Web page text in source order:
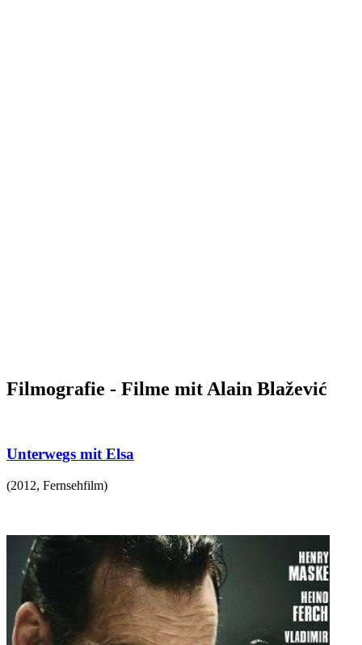
Filmografie - Filme mit Alain Blažević
Unterwegs mit Elsa
(2012, Fernsehfilm)